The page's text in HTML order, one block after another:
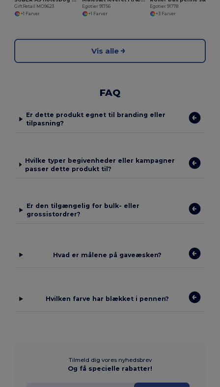
GiftRetail MO9623
+1 Farver
Egotier 91756
+1 Farver
Egotier 91778
+3 Farver
Vis alle
FAQ
Er dette produkt egnet til branding eller
tilpasning?
Hvilke typer begivenheder eller kampagner
passer dette produkt til?
Er den tilgængelig for bulk- eller
grossistordrer?
Hvad er målene på gaveæsken?
Hvilken farve har blækket i pennen?
Tilmeld dig vores nyhedsbrev
Og få specielle rabatter!